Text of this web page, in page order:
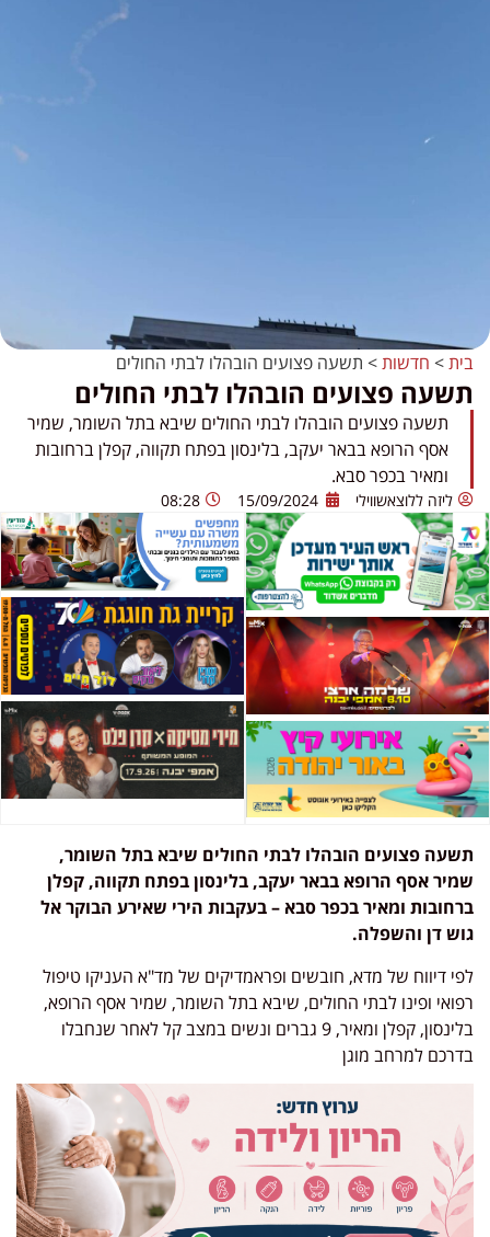
בית> חדשות> תשעה פצועים הובהלו לבתי החולים
תשעה פצועים הובהלו לבתי החולים
תשעה פצועים הובהלו לבתי החולים שיבא בתל השומר, שמיר
אסף הרופא בבאר יעקב, בלינסון בפתח תקווה, קפלן ברחובות
ומאיר בכפר סבא.
ליזה ללוצאשווילי 15/09/2024
08:28
תשעה פצועים הובהלו לבתי החולים שיבא בתל השומר,
שמיר אסף הרופא בבאר יעקב, בלינסון בפתח תקווה, קפלן
ברחובות ומאיר בכפר סבא – בעקבות הירי שאירע הבוקר אל
גוש דן והשפלה.
לפי דיווח של מדא, חובשים ופראמדיקים של מד"א העניקו טיפול
רפואי ופינו לבתי החולים, שיבא בתל השומר, שמיר אסף הרופא,
בלינסון, קפלן ומאיר, 9 גברים ונשים במצב קל לאחר שנחבלו
בדרכם למרחב מוגן